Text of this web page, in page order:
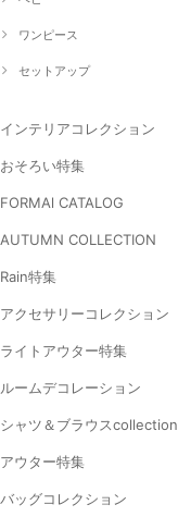
ワンピース
セットアップ
インテリアコレクション
おそろい特集
FORMAl CATALOG
AUTUMN COLLECTION
Rain特集
アクセサリーコレクション
ライトアウター特集
ルームデコレーション
シャツ＆ブラウスcollection
アウター特集
バッグコレクション